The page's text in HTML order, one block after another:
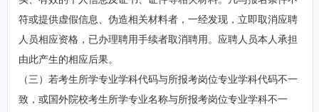
符或提供虚假信息、伪造相关材料者，一经发现，立即取消应聘
人员相应资格，已办理聘用手续者取消聘用。应聘人员本人承担
由此产生的相应后果。
（三）若考生所学专业学科代码与所报考岗位专业学科代码不一
致，或国外院校考生所学专业名称与所报考岗位专业学科不一